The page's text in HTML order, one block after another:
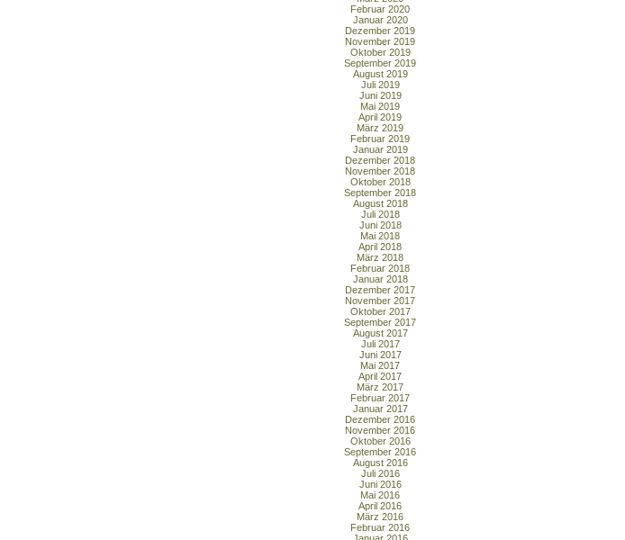
Februar 2020
Januar 2020
Dezember 2019
November 2019
Oktober 2019
September 2019
August 2019
Juli 2019
Juni 2019
Mai 2019
April 2019
März 2019
Februar 2019
Januar 2019
Dezember 2018
November 2018
Oktober 2018
September 2018
August 2018
Juli 2018
Juni 2018
Mai 2018
April 2018
März 2018
Februar 2018
Januar 2018
Dezember 2017
November 2017
Oktober 2017
September 2017
August 2017
Juli 2017
Juni 2017
Mai 2017
April 2017
März 2017
Februar 2017
Januar 2017
Dezember 2016
November 2016
Oktober 2016
September 2016
August 2016
Juli 2016
Juni 2016
Mai 2016
April 2016
März 2016
Februar 2016